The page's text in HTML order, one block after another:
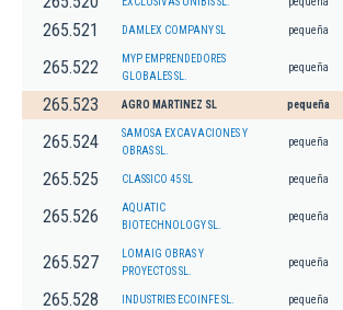
265.521 DAMLEX COMPANY SL pequeña
265.522
MYP EMPRENDEDORES
GLOBALES SL.
pequeña
265.523 AGRO MARTINEZ SL pequeña
265.524
SAMOSA EXCAVACIONES Y
OBRAS SL.
pequeña
265.525 CLASSICO 45 SL pequeña
265.526
AQUATIC
BIOTECHNOLOGY SL.
pequeña
265.527
LOMAIG OBRAS Y
PROYECTOS SL.
pequeña
265.528 INDUSTRIES ECOINFE SL. pequeña